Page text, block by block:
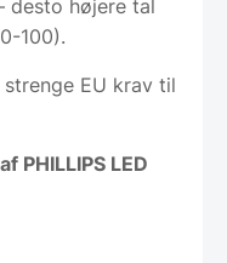
højere tal
100).
EU krav til
PHILLIPS LED